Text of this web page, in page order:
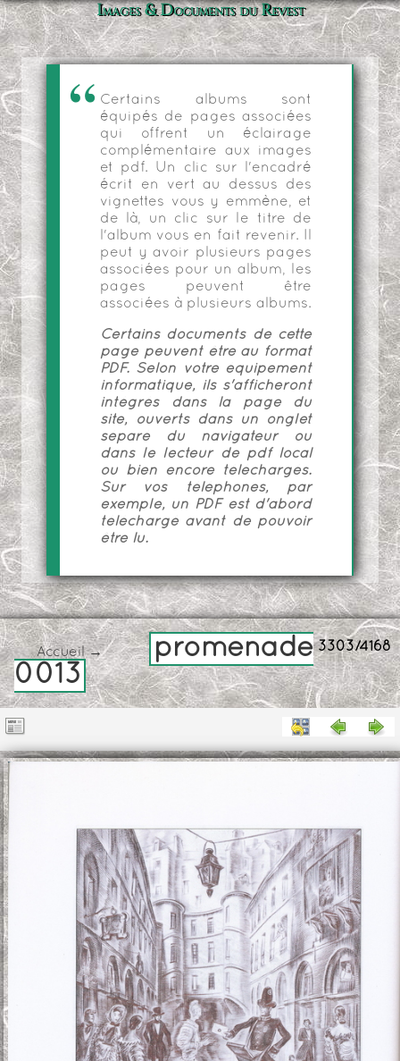
Images & Documents du Revest
Certains albums sont
équipés de pages associées
qui offrent un éclairage
complémentaire aux images
et pdf. Un clic sur l'encadré
écrit en vert au dessus des
vignettes vous y emmène, et
de là, un clic sur le titre de
l'album vous en fait revenir. Il
peut y avoir plusieurs pages
associées pour un album, les
pages peuvent être
associées à plusieurs albums.
Certains documents de cette
page peuvent être au format
PDF. Selon votre équipement
informatique, ils s'afficheront
intégrés dans la page du
site, ouverts dans un onglet
séparé du navigateur ou
dans le lecteur de pdf local
ou bien encore téléchargés.
Sur vos téléphones, par
exemple, un PDF est d'abord
téléchargé avant de pouvoir
être lu.
3303/4168
Accueil→
promenade
0013